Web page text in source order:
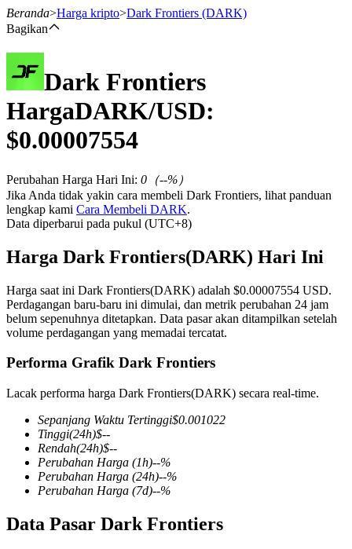
Berjangka
Kontrak berjangka menggunakan USDT sebagai jaminannya
COIN-M Berjangka
Mata Uang Kripto Berjangka
Derivatif saham, forex, logam mulia, dan komoditas
Beranda>Harga kripto>Dark Frontiers (DARK)
Bagikan
Dark Frontiers
HargaDARK/USD:
$0.00007554
Perubahan Harga Hari Ini: 0 （--%）
Jika Anda tidak yakin cara membeli Dark Frontiers, lihat panduan
lengkap kami Cara Membeli DARK.
Data diperbarui pada pukul (UTC+8)
Harga Dark Frontiers(DARK) Hari Ini
Harga saat ini Dark Frontiers(DARK) adalah $0.00007554 USD.
Perdagangan baru-baru ini dimulai, dan metrik perubahan 24 jam
belum sepenuhnya ditetapkan. Data pasar akan ditampilkan setelah
volume perdagangan yang memadai tercatat.
Performa Grafik Dark Frontiers
Lacak performa harga Dark Frontiers(DARK) secara real-time.
Sepanjang Waktu Tertinggi$0.001022
Tinggi(24h)$--
Rendah(24h)$--
Perubahan Harga (1h)--%
Perubahan Harga (24h)--%
Perubahan Harga (7d)--%
Data Pasar Dark Frontiers